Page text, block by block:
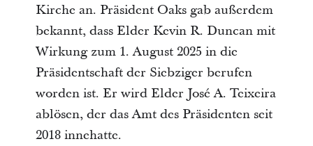
Kirche an. Präsident Oaks gab außerdem
bekannt, dass Elder Kevin R. Duncan mit
Wirkung zum 1. August 2025 in die
Präsidentschaft der Siebziger berufen
worden ist. Er wird Elder José A. Teixeira
ablösen, der das Amt des Präsidenten seit
2018 innehatte.